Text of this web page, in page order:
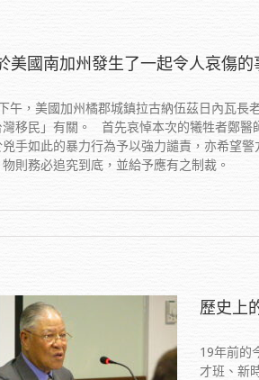
美國南加州發生了一起令人哀傷的
，美國加州橘郡城鎮拉古納伍茲日內瓦長
移民」有關。 首先哀悼本次的犧牲者鄭
手如此的暴力行為予以強力譴責，亦希望
則務必追究到底，並給予應有之制裁。
歷史上
19年前的
才班、新